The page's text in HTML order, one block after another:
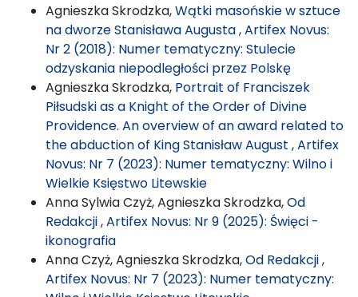
Agnieszka Skrodzka,Wątki masońskie w sztuce
na dworze Stanisława Augusta,Artifex Novus:
Nr 2 (2018): Numer tematyczny: Stulecie
odzyskania niepodległości przez Polskę
Agnieszka Skrodzka, Portrait of Franciszek
Piłsudski as a Knight of the Order of Divine
Providence. An overview of an award related to
the abduction of King Stanisław August ,Artifex
Novus: Nr 7 (2023): Numer tematyczny: Wilno i
Wielkie Księstwo Litewskie
Anna Sylwia Czyż, Agnieszka Skrodzka,Od
Redakcji,Artifex Novus: Nr 9 (2025): Święci -
ikonografia
Anna Czyż, Agnieszka Skrodzka,Od Redakcji,
Artifex Novus: Nr 7 (2023): Numer tematyczny: